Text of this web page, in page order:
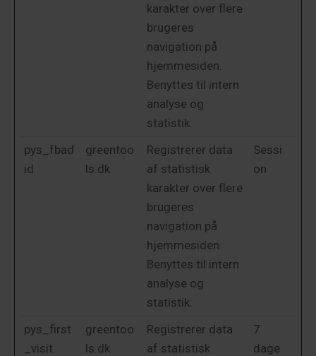
karakter over flere
brugeres
navigation på
hjemmesiden.
Benyttes til intern
analyse og
statistik.
pys_fbad
id
greentoo
ls.dk
Registrerer data
af statistisk
karakter over flere
brugeres
navigation på
hjemmesiden.
Benyttes til intern
analyse og
statistik.
Sessi
on
pys_first
_visit
greentoo
ls.dk
Registrerer data
af statistisk
7
dage